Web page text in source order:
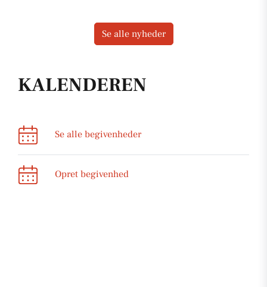
KALENDEREN
Se alle begivenheder
Opret begivenhed
Se alle nyheder